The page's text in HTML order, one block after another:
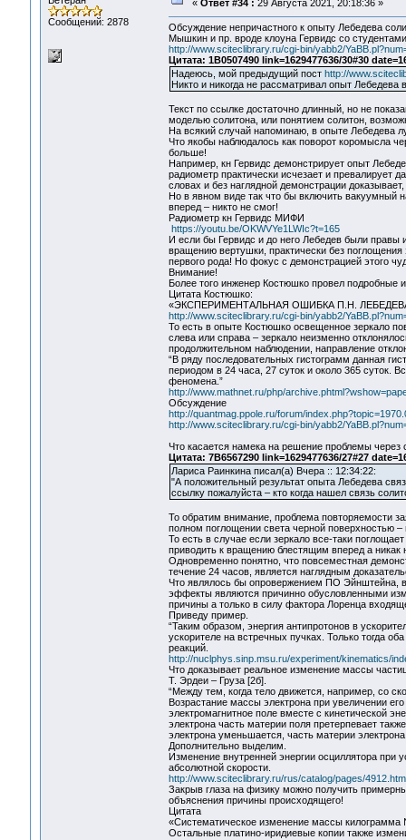
Сообщений: 2878
« Ответ #34 : 29 Августа 2021, 20:18:36 »
Обсуждение непричастного к опыту Лебедева
Мышкин и пр. вроде клоуна Гервидс со
http://www.sciteclibrary.ru/cgi-bin/yabb2/
Цитата: 1B0507490 link=1629477636/30#30
Надеюсь, мой предыдущий пост http://
Никто и никогда не рассматривал опыт Лебедева
Текст по ссылке достаточно длинный, но не
моделью солитона, или понятием солитон,
На всякий случай напоминаю, в опыте Лебедева
Что якобы наблюдалось как поворот коромысла
больше!
Например, кн Гервидс демонстрирует опыт
радиометр практически исчезает и превалирует
словах и без наглядной демонстрации
Но в явном виде так что бы включить вакуумный
вперед – никто не смог!
Радиометр кн Гервидс МИФИ
https://youtu.be/OKWVYe1LWIc?t=165
И если бы Гервидс и до него Лебедев были правы
вращению вертушки, практически без
первого рода! Но фокус с демонстрацией этого
Внимание!
Более того инженер Костюшко провел
Цитата Костюшко:
«ЭКСПЕРИМЕНТАЛЬНАЯ ОШИБКА П.Н.
http://www.sciteclibrary.ru/cgi-bin/yabb2/
То есть в опыте Костюшко освещенное зеркало
слева или справа – зеркало неизменно
продолжительном наблюдении, направление
“В ряду последовательных гистограмм данная
периодом в 24 часа, 27 суток и около 365 суток.
феномена.”
http://www.mathnet.ru/php/
Обсуждение
http://quantmag.ppole.ru/forum/
http://www.sciteclibrary.ru/cgi-bin/yabb2/
Что касается намека на решение проблемы через
Цитата: 7B6567290 link=1629477636/27#27
Лариса Раинкина писал(а) Вчера :: 12:34:22:
"А положительный результат опыта Лебедева
ссылку пожалуйста – кто когда нашел связь
То обратим внимание, проблема повторяемости
полном поглощении света черной поверхностью
То есть в случае если зеркало все-таки
приводить к вращению блестящим вперед а никак
Одновременно понятно, что повсеместная
течение 24 часов, является наглядным
Что являлось бы опровержением ПО Эйнштейна,
эффекты являются причинно обусловленными
причины а только в силу фактора Лоренца
Приведу пример.
“Таким образом, энергия антипротонов в
ускорителе на встречных пучках. Только тогда
реакций.
http://nuclphys.sinp.msu.ru/experiment/kinematics/
Что доказывает реальное изменение массы
Т. Эрдеи – Груза [2б].
“Между тем, когда тело движется, например, со
Возрастание массы электрона при увеличении
электромагнитное поле вместе с кинетической
электрона часть материи поля претерпевает
электрона уменьшается, часть материи
Дополнительно выделим.
Изменение внутренней энергии осциллятора при
абсолютной скорости.
http://www.sciteclibrary.ru/rus/catalog/pages/
Закрыв глаза на физику можно получить
объяснения причины происходящего!
Цитата
«Систематическое изменение массы килограмма
Остальные платино-иридиевые копии также